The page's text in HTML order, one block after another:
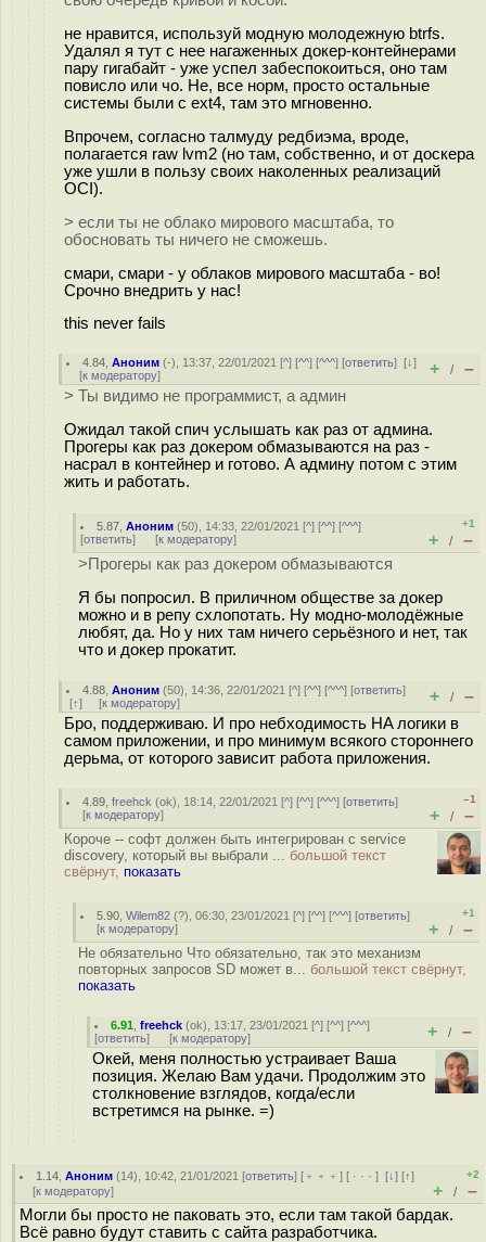
не нравится, используй модную молодежную btrfs.
Удалял я тут с нее нагаженных докер-контейнерами
пару гигабайт - уже успел забеспокоиться, оно там
повисло или чо. Не, все норм, просто остальные
системы были с ext4, там это мгновенно.
Впрочем, согласно талмуду редбиэма, вроде,
полагается raw lvm2 (но там, собственно, и от доскера
уже ушли в пользу своих наколенных реализаций
OCI).
> если ты не облако мирового масштаба, то
обосновать ты ничего не сможешь.
смари, смари - у облаков мирового масштаба - во!
Срочно внедрить у нас!
this never fails
4.84 ,Аноним (-), 13:37, 22/01/2021 [^] [^^] [^^^] [ответить][↓]
[к модератору] + / –
> Ты видимо не программист, а админ
Ожидал такой спич услышать как раз от админа.
Прогеры как раз докером обмазываются на раз -
насpал в контейнер и готово. А админу потом с этим
жить и работать.
5.87 ,Аноним (50), 14:33, 22/01/2021 [^] [^^] [^^^]
[ответить] [к модератору]
+1
+ / –
>Прогеры как раз докером обмазываются
Я бы попросил. В приличном обществе за докер
можно и в репу схлопотать. Ну модно-молодёжные
любят, да. Но у них там ничего серьёзного и нет, так
что и докер прокатит.
4.88 ,Аноним (50), 14:36, 22/01/2021 [^] [^^] [^^^] [ответить]
[↑] [к модератору] + / –
Бро, поддерживаю. И про небходимость HA логики в
самом приложении, и про минимум всякого стороннего
дерьма, от которого зависит работа приложения.
4.89 ,freehck (ok), 18:14, 22/01/2021 [^] [^^] [^^^] [ответить]
[к модератору]
–1
+ / –
Короче -- софт должен быть интегрирован с service
discovery, который вы выбрали ... большой текст
свёрнут, показать
5.90 ,Wilem82 (?), 06:30, 23/01/2021 [^] [^^] [^^^] [ответить]
[к модератору]
+1
+ / –
Не обязательно Что обязательно, так это механизм
повторных запросов SD может в... большой текст свёрнут,
показать
6.91 ,freehck (ok), 13:17, 23/01/2021 [^] [^^] [^^^]
[ответить] [к модератору] + / –
Окей, меня полностью устраивает Ваша
позиция. Желаю Вам удачи. Продолжим это
столкновение взглядов, когда/если
встретимся на рынке. =)
1.14 ,Аноним (14), 10:42, 21/01/2021 [ответить] [ ﹢﹢﹢] [ · · ·][↓] [↑]
[к модератору]
+2
+ / –
Могли бы просто не паковать это, если там такой бардак.
Всё равно будут ставить с сайта разработчика.